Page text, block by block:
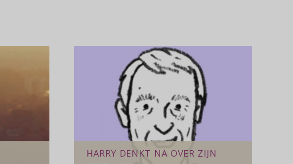
HARRY DENKT NA OVER ZIJN